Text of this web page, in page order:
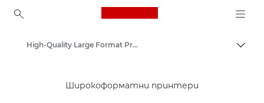
Canon Logo, back to
Решения и услуги
High-Quality Large Format Printers for CAD/GIS and Stunning Graphics
Широкоформатни принтери